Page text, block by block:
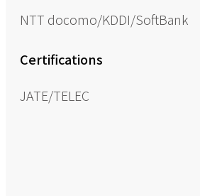
NTT docomo/KDDI/SoftBank
Certifications
JATE/TELEC